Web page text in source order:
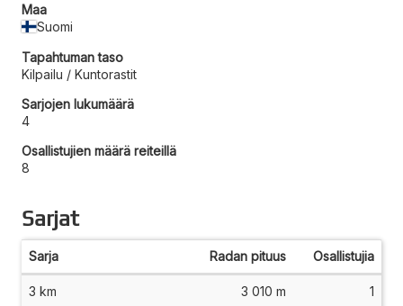
Maa
Suomi
Tapahtuman taso
Kilpailu / Kuntorastit
Sarjojen lukumäärä
4
Osallistujien määrä reiteillä
8
Sarjat
Sarja Radan pituus Osallistujia
3 km 3 010 m 1